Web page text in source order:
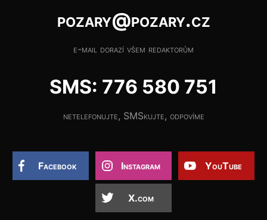
pozary@pozary.cz
e-mail dorazí všem redaktorům
SMS: 776 580 751
netelefonujte, SMSkujte, odpovíme
Facebook Instagram YouTube
X.com